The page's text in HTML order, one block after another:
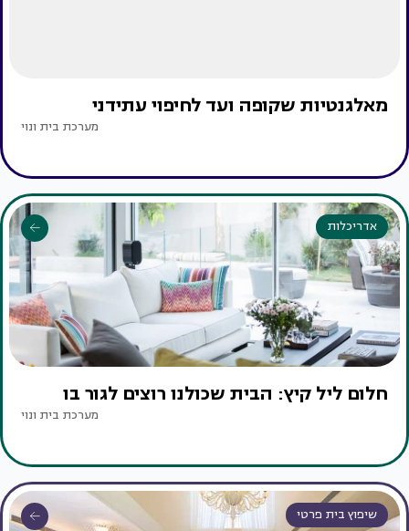
מאלגנטיות שקופה ועד לחיפוי עתידני
מערכת בית ונוי
אדריכלות
חלום ליל קיץ: הבית שכולנו רוצים לגור בו
מערכת בית ונוי
שיפוץ בית פרטי